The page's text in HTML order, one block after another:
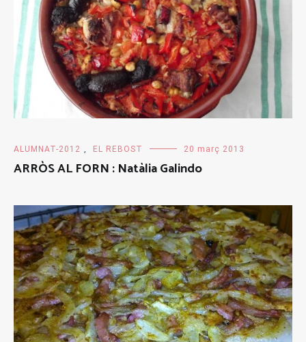
ALUMNAT-2012 , EL REBOST 20 març 2013
ARRÒS AL FORN : Natàlia Galindo